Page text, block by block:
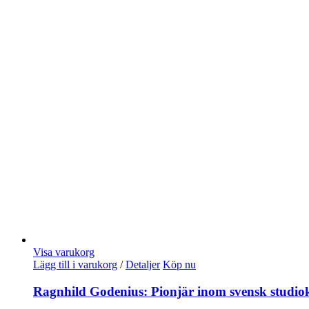
Visa varukorg
Lägg till i varukorg / Detaljer Köp nu
Ragnhild Godenius: Pionjär inom svensk